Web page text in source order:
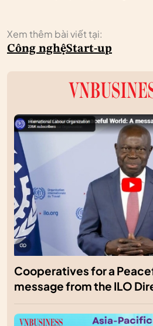
Xem thêm bài viết tại:
Công nghệStart-up
Cooperatives for a
message from the ILO